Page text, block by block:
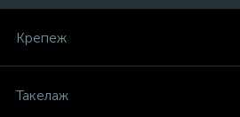
Крепеж
Такелаж